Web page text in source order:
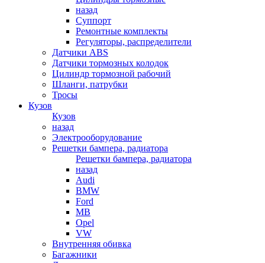
назад
Суппорт
Ремонтные комплекты
Регуляторы, распределители
Датчики ABS
Датчики тормозных колодок
Цилиндр тормозной рабочий
Шланги, патрубки
Тросы
Кузов
Кузов
назад
Электрооборудование
Решетки бампера, радиатора
Решетки бампера, радиатора
назад
Audi
BMW
Ford
MB
Opel
VW
Внутренняя обивка
Багажники